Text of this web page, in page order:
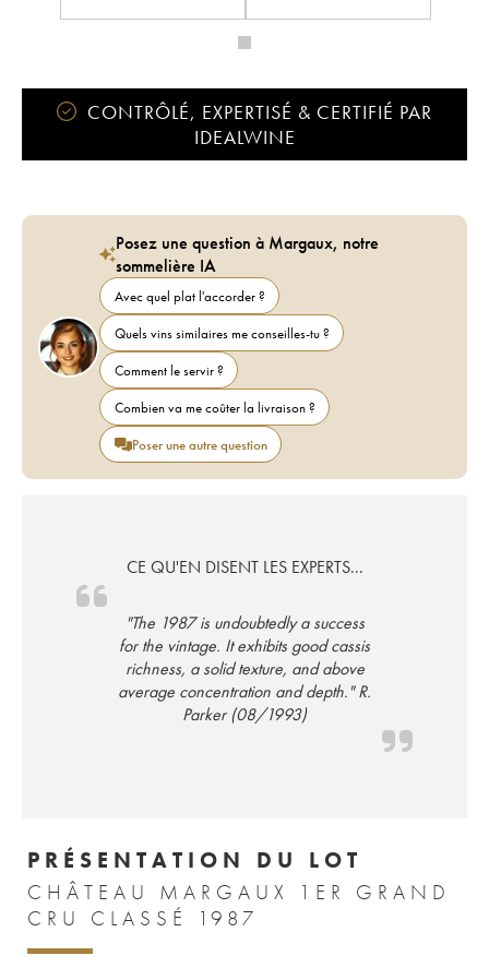
CONTRÔLÉ, EXPERTISÉ & CERTIFIÉ PAR
IDEALWINE
Posez une question à Margaux, notre
sommelière IA
Avec quel plat l'accorder ?
Quels vins similaires me conseilles-tu ?
Comment le servir ?
Combien va me coûter la livraison ?
Poser une autre question
CE QU'EN DISENT LES EXPERTS...
"The 1987 is undoubtedly a success
for the vintage. It exhibits good cassis
richness, a solid texture, and above
average concentration and depth." R.
Parker (08/1993)
PRÉSENTATION DU LOT
CHÂTEAU MARGAUX 1ER GRAND
CRU CLASSÉ 1987